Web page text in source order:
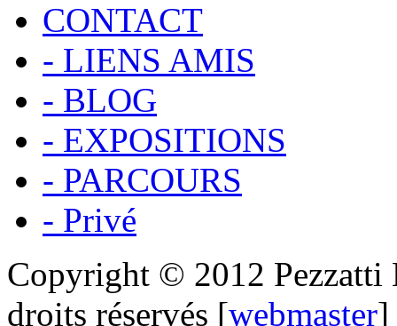
CONTACT
- LIENS AMIS
- BLOG
- EXPOSITIONS
- PARCOURS
- Privé
Copyright © 2012 Pezzatti
droits réservés [webmaster]